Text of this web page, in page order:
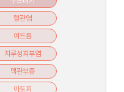
혈관염
여드름
지루성피부염
맥관부종
아토피